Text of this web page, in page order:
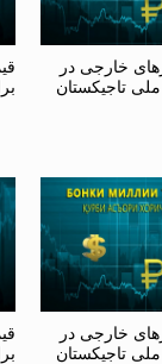
خارجی در
ملی تاجیکستان
خارجی در
ملی تاجیکستان